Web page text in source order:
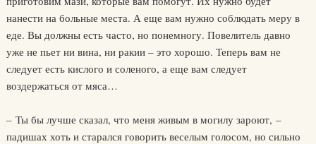
нанести на больные места. А еще вам нужно соблюдать меру в
еде. Вы должны есть часто, но понемногу. Повелитель давно
уже не пьет ни вина, ни ракии – это хорошо. Теперь вам не
следует есть кислого и соленого, а еще вам следует
воздержаться от мяса…
– Ты бы лучше сказал, что меня живым в могилу зароют, –
падишах хоть и старался говорить веселым голосом, но сильно